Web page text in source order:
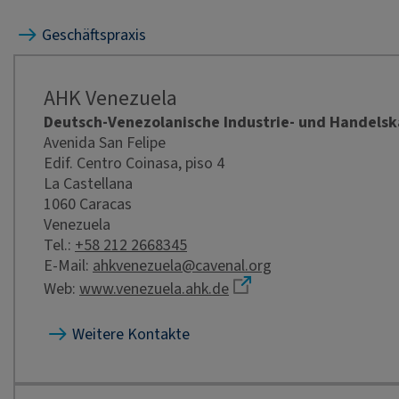
Geschäftspraxis
AHK Venezuela
Deutsch-Venezolanische Industrie- und
Avenida San Felipe
Edif. Centro Coinasa, piso 4
La Castellana
1060 Caracas
Venezuela
Tel.: +58 212 2668345
E-Mail: ahkvenezuela@cavenal.org
Web: www.venezuela.ahk.de
Weitere Kontakte